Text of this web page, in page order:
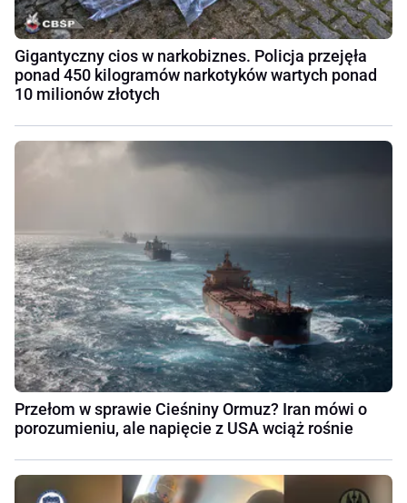
Gigantyczny cios w narkobiznes. Policja przejęła
ponad 450 kilogramów narkotyków wartych ponad
10 milionów złotych
Przełom w sprawie Cieśniny Ormuz? Iran mówi o
porozumieniu, ale napięcie z USA wciąż rośnie